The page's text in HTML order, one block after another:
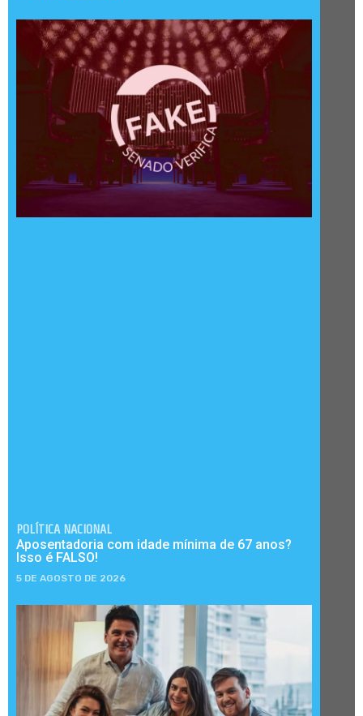
POLÍTICA NACIONAL
Aposentadoria com idade mínima de 67 anos?
Isso é FALSO!
5 DE AGOSTO DE 2026